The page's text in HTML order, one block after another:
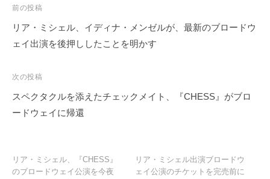
投
稿
ナ
ゲ
ー
シ
前の投稿
リア・ミシェル、イディナ・メンゼルが、最新のブロードウ
ェイ出演を後押ししたことを明かす
次の投稿
スペクタクルを添えたチェックメイト、『CHESS』がブロ
ードウェイに帰還
リア・ミシェル、『CHESS』
のブロードウェイ公演を今夜
リア・ミシェル出演ブロードウ
ェイ公演のチケットを完売前に